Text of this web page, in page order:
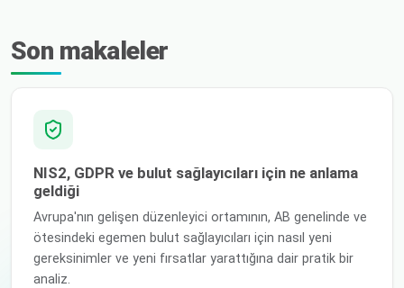
Son makaleler
NIS2, GDPR ve bulut sağlayıcıları için ne anlama
geldiği
Avrupa'nın gelişen düzenleyici ortamının, AB genelinde ve
ötesindeki egemen bulut sağlayıcıları için nasıl yeni
gereksinimler ve yeni fırsatlar yarattığına dair pratik bir
analiz.